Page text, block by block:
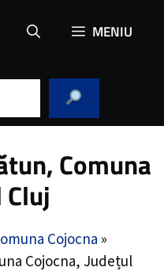
MENIU
Comuna
Cojocna »
Cojocna, Județul